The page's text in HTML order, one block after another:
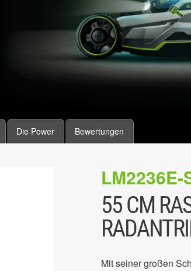
Die Power Bewertungen
LM2236E-
55 CM
Mit seiner großen